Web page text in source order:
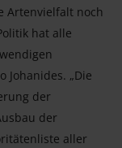
Artenvielfalt noch
hat alle
Johanides. „Die
der
der
aller